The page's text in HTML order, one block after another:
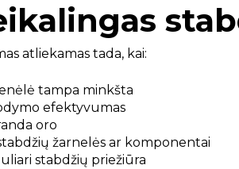
atliekamas tada, kai:
tampa minkšta
efektyvumas
oro
žarnelės ar komponentai
stabdžių priežiūra